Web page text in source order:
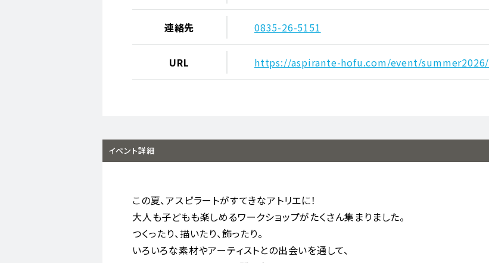
連絡先 0835-26-5151
URL https://aspirante-hofu.com/event/summer2026/
イベント詳細
この夏、アスピラートがすてきなアトリエに！
大人も子どもも楽しめるワークショップがたくさん集まりました。
つくったり、描いたり、飾ったり。
いろいろな素材やアーティストとの出会いを通して、